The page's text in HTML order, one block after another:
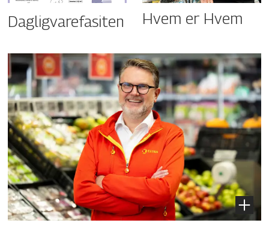
Dagligvarefasiten Hvem er Hvem